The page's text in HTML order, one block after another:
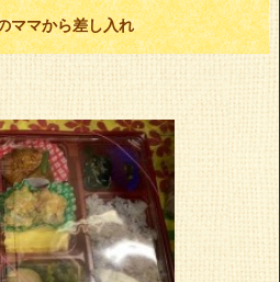
ママから差し入れ